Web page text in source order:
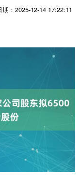
期：2025-12-14 17:22:11